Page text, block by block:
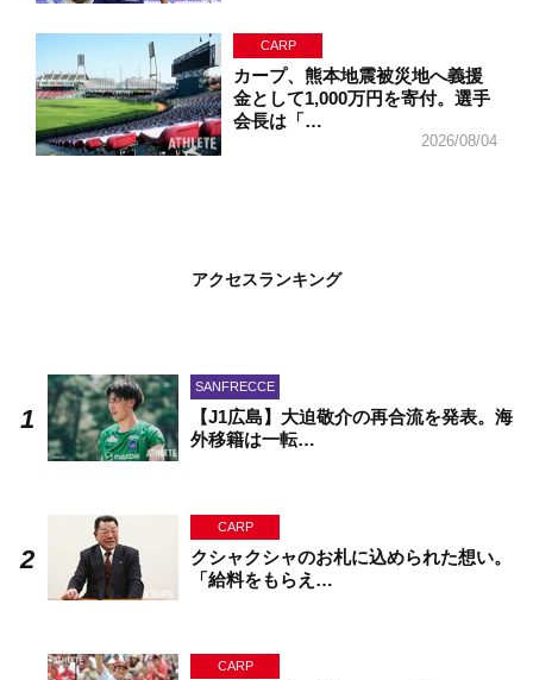
CARP
カープ、熊本地震被災地へ義援
金として1,000万円を寄付。選手
会長は「…
2026/08/04
アクセスランキング
SANFRECCE
【J1広島】大迫敬介の再合流を発表。海
外移籍は一転…
CARP
クシャクシャのお札に込められた想い。
「給料をもらえ…
CARP